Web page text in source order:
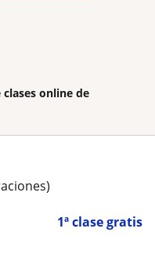
online de
1ª clase gratis